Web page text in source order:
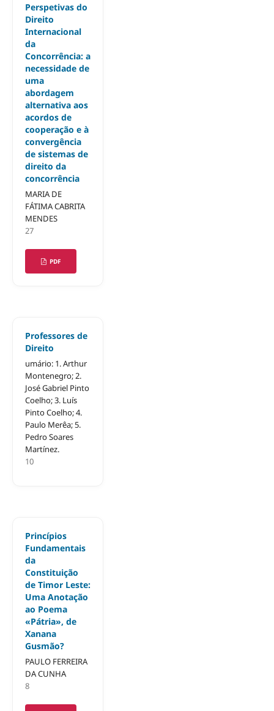
Perspetivas do
Direito
Internacional
da
Concorrência: a
necessidade de
uma
abordagem
alternativa aos
acordos de
cooperação e à
convergência
de sistemas de
direito da
concorrência
MARIA DE
FÁTIMA CABRITA
MENDES
27
PDF
Professores de
Direito
umário: 1. Arthur
Montenegro; 2.
José Gabriel Pinto
Coelho; 3. Luís
Pinto Coelho; 4.
Paulo Merêa; 5.
Pedro Soares
Martínez.
10
Princípios
Fundamentais
da
Constituição
de Timor Leste:
Uma Anotação
ao Poema
«Pátria», de
Xanana
Gusmão?
PAULO FERREIRA
DA CUNHA
8